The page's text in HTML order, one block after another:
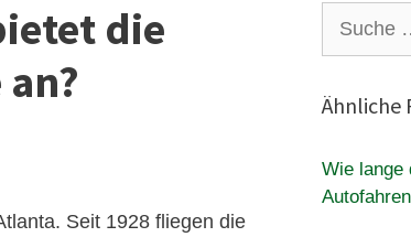
die
Seit 1928 fliegen die
nach:
Ähnliche
Wie lange